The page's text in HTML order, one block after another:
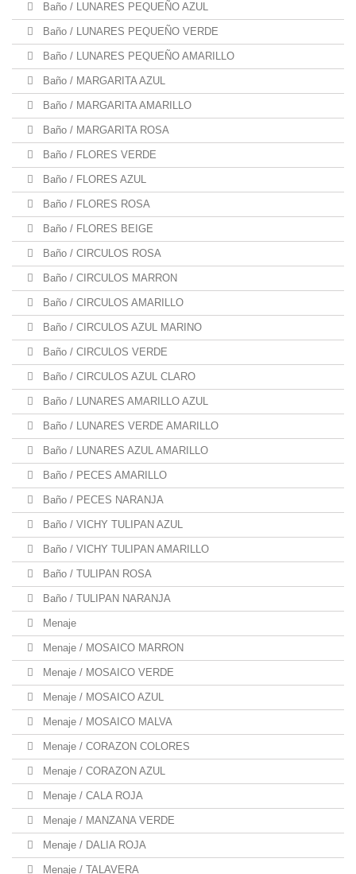
Baño / LUNARES PEQUEÑO AZUL
Baño / LUNARES PEQUEÑO VERDE
Baño / LUNARES PEQUEÑO AMARILLO
Baño / MARGARITA AZUL
Baño / MARGARITA AMARILLO
Baño / MARGARITA ROSA
Baño / FLORES VERDE
Baño / FLORES AZUL
Baño / FLORES ROSA
Baño / FLORES BEIGE
Baño / CIRCULOS ROSA
Baño / CIRCULOS MARRON
Baño / CIRCULOS AMARILLO
Baño / CIRCULOS AZUL MARINO
Baño / CIRCULOS VERDE
Baño / CIRCULOS AZUL CLARO
Baño / LUNARES AMARILLO AZUL
Baño / LUNARES VERDE AMARILLO
Baño / LUNARES AZUL AMARILLO
Baño / PECES AMARILLO
Baño / PECES NARANJA
Baño / VICHY TULIPAN AZUL
Baño / VICHY TULIPAN AMARILLO
Baño / TULIPAN ROSA
Baño / TULIPAN NARANJA
Menaje
Menaje / MOSAICO MARRON
Menaje / MOSAICO VERDE
Menaje / MOSAICO AZUL
Menaje / MOSAICO MALVA
Menaje / CORAZON COLORES
Menaje / CORAZON AZUL
Menaje / CALA ROJA
Menaje / MANZANA VERDE
Menaje / DALIA ROJA
Menaje / TALAVERA